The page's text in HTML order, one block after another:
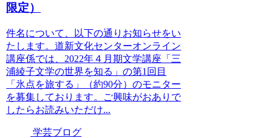
限定）
件名について、以下の通りお知らせをい
たします。道新文化センターオンライン
講座係では、2022年４月期文学講座「三
浦綾子文学の世界を知る」の第1回目
「氷点を旅する」（約90分）のモニター
を募集しております。ご興味がおありで
したらお読みいただけ...
学芸ブログ